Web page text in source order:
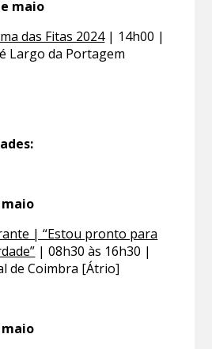
maio
das Fitas 2024| 14h00 |
Largo da Portagem
maio
| “Estou pronto para
| 08h30 às 16h30 |
de Coimbra [Átrio]
maio